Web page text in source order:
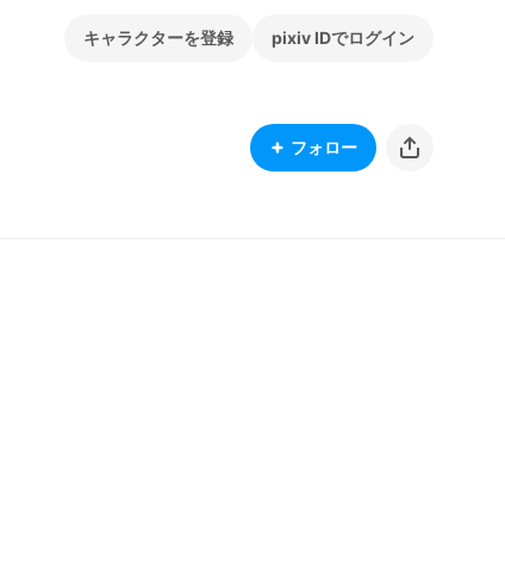
キャラクターを登録 pixiv IDでログイン
フォロー